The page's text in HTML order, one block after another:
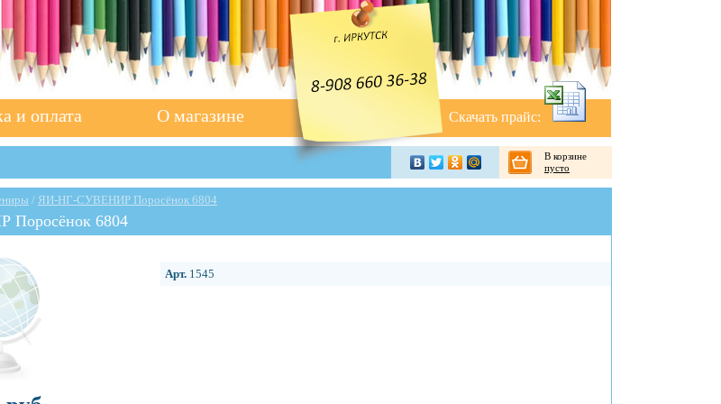
Скачать прайс:
и оплата О магазине
В корзине
пусто
/ ЯИ-НГ-СУВЕНИР Поросёнок 6804
6804
Арт. 1545